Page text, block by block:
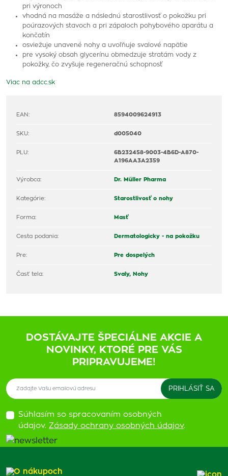
pri výronoch
vhodná na masáže a následnú starostlivosť o pokožku pri
poúrazových stavoch a pri zápaloch pohybového aparátu a
končatín
osviežuje unavené nohy a uvoľňuje svalové napätie
pre vysoký obsah glycerínu obmedzuje stratám vody z
pokožky, čo zvyšuje regeneračnú schopnosť
Viac na adcc.sk
EAN: 8594009624913
SKU: d005040
PLU:
6B232458-9003-4B6D-A870-
A196AA3A2359
Výrobca: Dr. Müller Pharma
Kategórie: Starostlivosť o nohy
Forma: Masť
Cesta podania: Dermatologicky - na pokožku
Pre: Pre dospelých
Časť tela: Svaly, Nohy
DOSTÁVAJTE ŠPECIÁLNE AKCIE A
NOVINKY, KTORÉ PRE VÁS
PRIPRAVUJEME!
Súhlasím so spracovaním osobných
údajov. Zásady ochrany osobných údajov.
O nákupoch